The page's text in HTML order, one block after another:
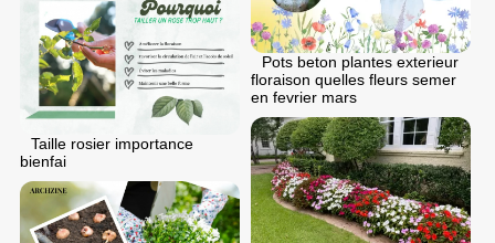
Pots beton plantes exterieur
floraison quelles fleurs semer
en fеvrier mars
Taille rosier importance
bienfai